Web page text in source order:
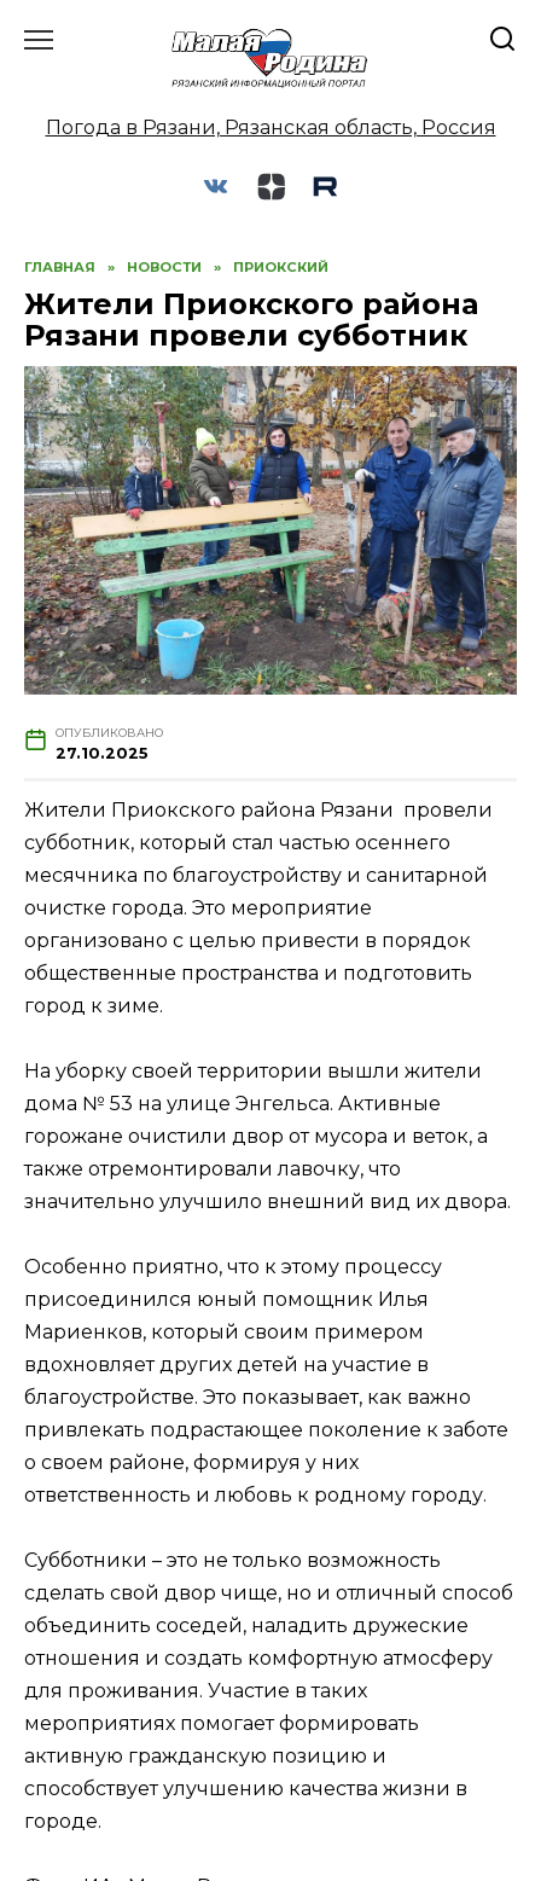
Погода в Рязани, Рязанская область, Россия
ГЛАВНАЯ » НОВОСТИ » ПРИОКСКИЙ
Жители Приокского района
Рязани провели субботник
ОПУБЛИКОВАНО
27.10.2025
Жители Приокского района Рязани провели
субботник, который стал частью осеннего
месячника по благоустройству и санитарной
очистке города. Это мероприятие
организовано с целью привести в порядок
общественные пространства и подготовить
город к зиме.
На уборку своей территории вышли жители
дома № 53 на улице Энгельса. Активные
горожане очистили двор от мусора и веток, а
также отремонтировали лавочку, что
значительно улучшило внешний вид их двора.
Особенно приятно, что к этому процессу
присоединился юный помощник Илья
Мариенков, который своим примером
вдохновляет других детей на участие в
благоустройстве. Это показывает, как важно
привлекать подрастающее поколение к заботе
о своем районе, формируя у них
ответственность и любовь к родному городу.
Субботники – это не только возможность
сделать свой двор чище, но и отличный способ
объединить соседей, наладить дружеские
отношения и создать комфортную атмосферу
для проживания. Участие в таких
мероприятиях помогает формировать
активную гражданскую позицию и
способствует улучшению качества жизни в
городе.